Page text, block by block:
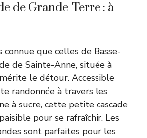
de Grande-Terre : à
connue que celles de Basse-
de Sainte-Anne, située à
le détour. Accessible
randonnée à travers les
à sucre, cette petite cascade
pour se rafraîchir. Les
sont parfaites pour les